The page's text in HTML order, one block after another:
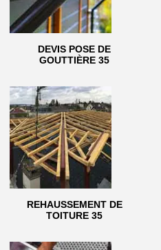
DEVIS POSE DE
GOUTTIÈRE 35
REHAUSSEMENT DE
TOITURE 35